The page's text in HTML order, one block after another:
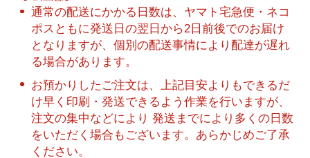
通常の配送にかかる日数は、ヤマト宅急便・ネコ
ポスともに発送日の翌日から2日前後でのお届け
となりますが、個別の配送事情により配達が遅れ
る場合があります。
お預かりしたご注文は、上記目安よりもできるだ
け早く印刷・発送できるよう作業を行いますが、
注文の集中などにより 発送までにより多くの日数
をいただく場合もございます。あらかじめご了承
ください。